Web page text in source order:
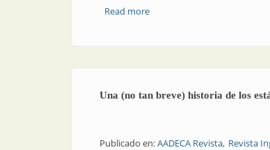
Read moreabout Modos de protección
Una (no tan breve) historia de los
Publicado en:AADECA Revista Revista